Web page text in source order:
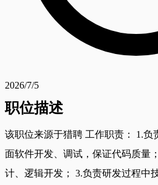
2026/7/5
职位描述
该职位来源于猎聘 工作职责： 1.负
面软件开发、调试，保证代码质量
计、逻辑开发； 3.负责研发过程中